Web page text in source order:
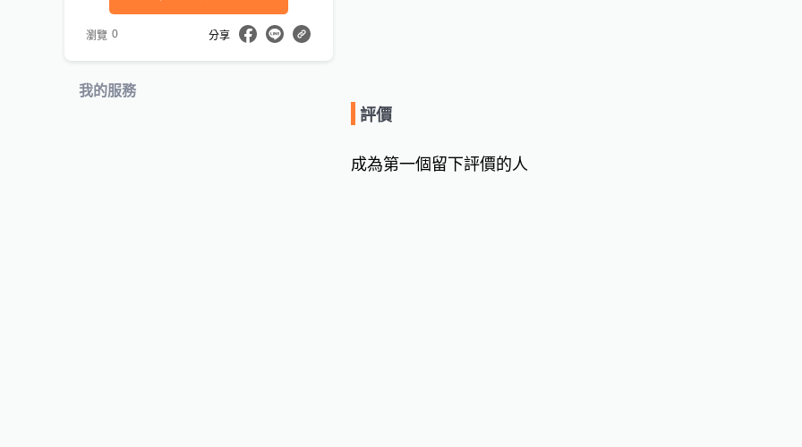
瀏覽 0 分享
我的服務
評價
成為第一個留下評價的人